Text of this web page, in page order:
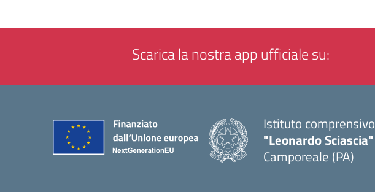
Scarica la nostra app ufficiale su:
Istituto comprensivo
"Leonardo Sciascia"
Camporeale (PA)